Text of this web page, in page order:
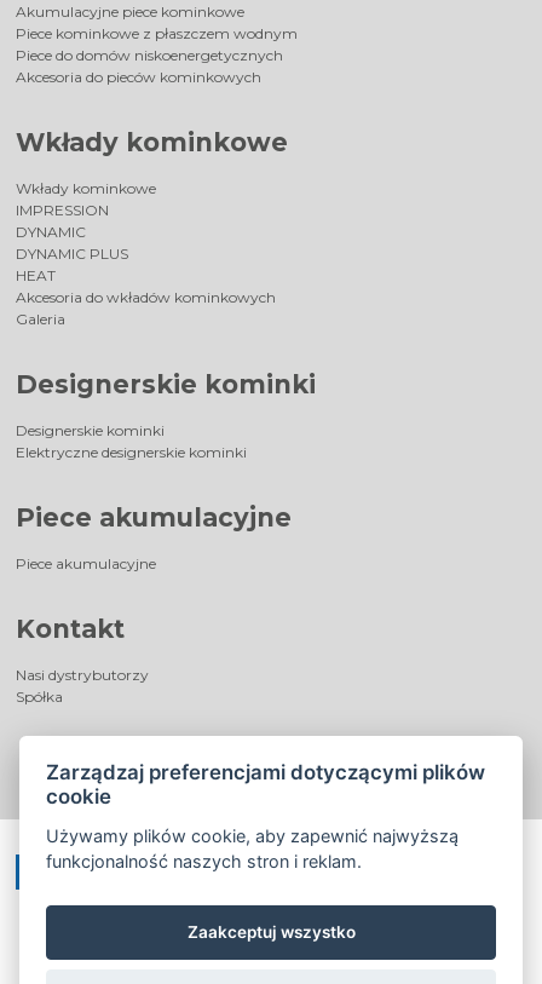
Akumulacyjne piece kominkowe
Piece kominkowe z płaszczem wodnym
Piece do domów niskoenergetycznych
Akcesoria do pieców kominkowych
Wkłady kominkowe
Wkłady kominkowe
IMPRESSION
DYNAMIC
DYNAMIC PLUS
HEAT
Akcesoria do wkładów kominkowych
Galeria
Designerskie kominki
Designerskie kominki
Elektryczne designerskie kominki
Piece akumulacyjne
Piece akumulacyjne
Kontakt
Nasi dystrybutorzy
Spółka
Zarządzaj preferencjami dotyczącymi plików
cookie
Używamy plików cookie, aby zapewnić najwyższą
funkcjonalność naszych stron i reklam.
Zaakceptuj wszystko